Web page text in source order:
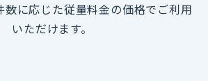
数に応じた従量料金の価格でご利用
いただけます。